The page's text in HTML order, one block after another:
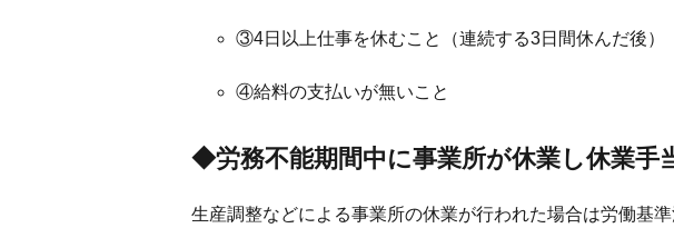
③4日以上仕事を休むこと（連続する3日間休んだ後）
④給料の支払いが無いこと
◆労務不能期間中に事業所が休業し休業手
生産調整などによる事業所の休業が行われた場合は労働基